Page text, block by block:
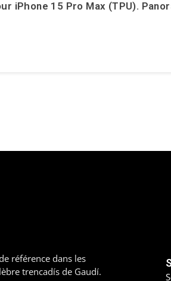
iPhone 15 Pro Max (TPU).
référence dans les
trencadís de Gaudí.